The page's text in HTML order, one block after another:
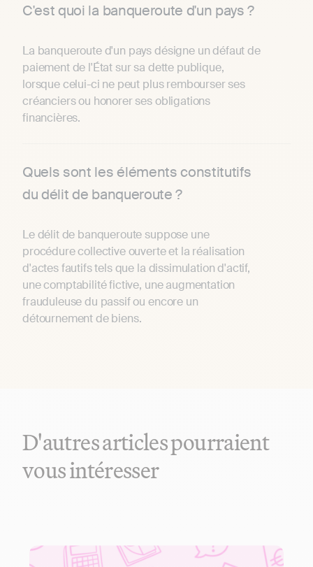
C'est quoi la banqueroute d'un pays ?
La banqueroute d'un pays désigne un défaut de
paiement de l'État sur sa dette publique,
lorsque celui-ci ne peut plus rembourser ses
créanciers ou honorer ses obligations
financières.
Quels sont les éléments constitutifs
du délit de banqueroute ?
Le délit de banqueroute suppose une
procédure collective ouverte et la réalisation
d'actes fautifs tels que la dissimulation d'actif,
une comptabilité fictive, une augmentation
frauduleuse du passif ou encore un
détournement de biens.
D'autres articles pourraient
vous intéresser